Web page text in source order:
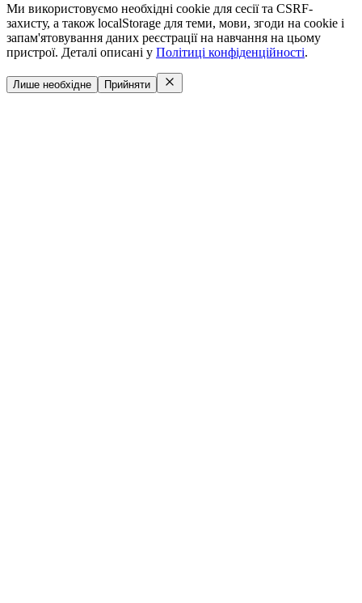
Ми використовуємо необхідні cookie для сесії та CSRF-
захисту, а також localStorage для теми, мови, згоди на cookie і
запам'ятовування даних реєстрації на навчання на цьому
пристрої. Деталі описані у Політиці конфіденційності.
Лише необхідне Прийняти